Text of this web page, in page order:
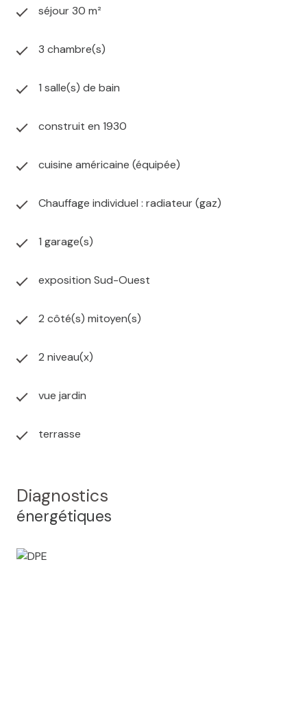
séjour 30 m²
3 chambre(s)
1 salle(s) de bain
construit en 1930
cuisine américaine (équipée)
Chauffage individuel : radiateur (gaz)
1 garage(s)
exposition Sud-Ouest
2 côté(s) mitoyen(s)
2 niveau(x)
vue jardin
terrasse
Diagnostics
énergétiques